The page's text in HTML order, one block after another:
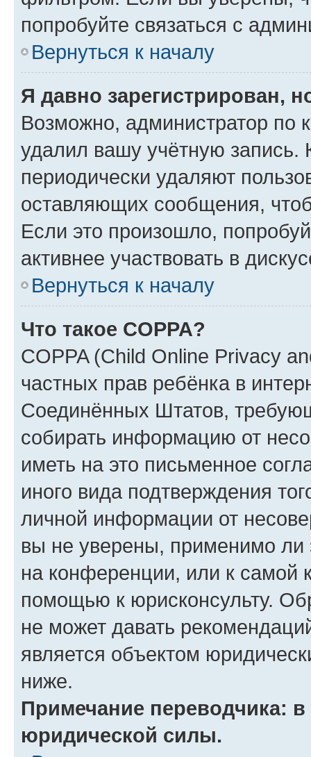
попробуйте связаться с
Вернуться к началу
Я давно зарегистрирован,
Возможно, администратор по
удалил вашу учётную запись.
периодически удаляют
оставляющих сообщения,
Если это произошло,
активнее участвовать в
Вернуться к началу
Что такое COPPA?
COPPA (Child Online Privacy
частных прав ребёнка в
Соединённых Штатов,
собирать информацию от
иметь на это письменное
иного вида подтверждения
личной информации от
вы не уверены, применимо ли
на конференции, или к самой
помощью к юрисконсульту.
не может давать
является объектом
ниже.
Примечание переводчика:
юридической силы.